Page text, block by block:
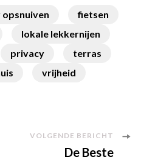
fietsen
lokale lekkernijen
privacy
terras
vrijheid
VOLGENDE BERICHT
De Beste